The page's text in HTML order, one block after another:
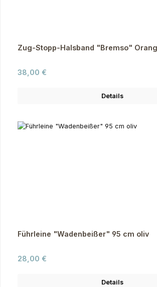
Zug-Stopp-Halsband "Bremso"
Regulärer Preis:
38,00 €
Details
Führleine "Wadenbeißer" 95 cm oliv
Regulärer Preis:
28,00 €
Details